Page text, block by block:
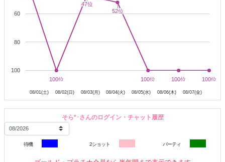
60
80
100
100位
100位
47位
47位
52位
52位
100位
100位 100位
100位 100位
100位
08/01(土) 08/02(日) 08/03(月) 08/04(火) 08/05(水) 08/06(木) 08/07(金)
そら*･さんのログイン・チャット履歴
待機 2ショット パーティ